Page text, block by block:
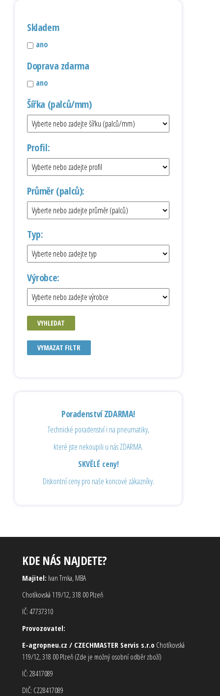
Skladem
ano
Doprava zdarma
ano
Šířka (palců/mm)
Profil:
Průměr (palců):
Typ:
Výrobce:
VYHLEDAT
VYMAZAT FILTR
Poradenství ZDARMA!
Technické poradenství i na pneumatiky,
které jste nekoupili u nás ZDARMA.
SKVĚLÉ ceny!
Diskontní ceny pro naše koncové zákazníky.
KDE NÁS NAJDETE?
Majitel: Ivan Trnka, MBA
Chotíkovská 119/12, 318 00 Plzeň
IČ: 47737310
Provozovatel:
E-agropneu.cz / CZECHMASTER Servis s.r.o Chotíkovská
119/12, 318 00 Plzeň (Zde je možný osobní odběr zboží)
IČ: 28417089
DIČ: CZ28417089